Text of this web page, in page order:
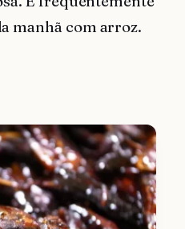
manhã com arroz.